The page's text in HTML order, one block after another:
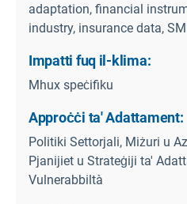
adaptation, financial
industry, insurance data,
Impatti fuq il-klima:
Mhux speċifiku
Approċċi ta' Adattament:
Politiki Settorjali, Miżuri u
Pjanijiet u Strateġiji ta'
Vulnerabbiltà